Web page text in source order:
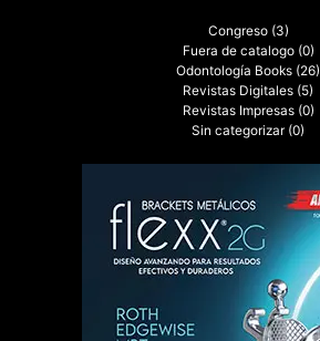
Congreso (3)
Fuera de catalogo (0)
Odontología Books (26)
Revistas Digitales (5)
Revistas Impresas (0)
Sin categorizar (0)